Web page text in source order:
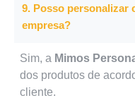
9. Posso personalizar
empresa?
Sim, a Mimos
dos produtos de
cliente.